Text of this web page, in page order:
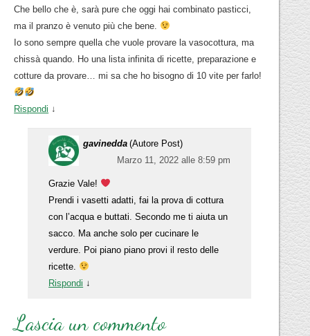
Che bello che è, sarà pure che oggi hai combinato pasticci,
ma il pranzo è venuto più che bene.
Io sono sempre quella che vuole provare la vasocottura, ma
chissà quando. Ho una lista infinita di ricette, preparazione e
cotture da provare… mi sa che ho bisogno di 10 vite per farlo!
Rispondi ↓
gavinedda (Autore Post)
Marzo 11, 2022 alle 8:59 pm
Grazie Vale!
Prendi i vasetti adatti, fai la prova di cottura
con l’acqua e buttati. Secondo me ti aiuta un
sacco. Ma anche solo per cucinare le
verdure. Poi piano piano provi il resto delle
ricette.
Rispondi ↓
Lascia un commento